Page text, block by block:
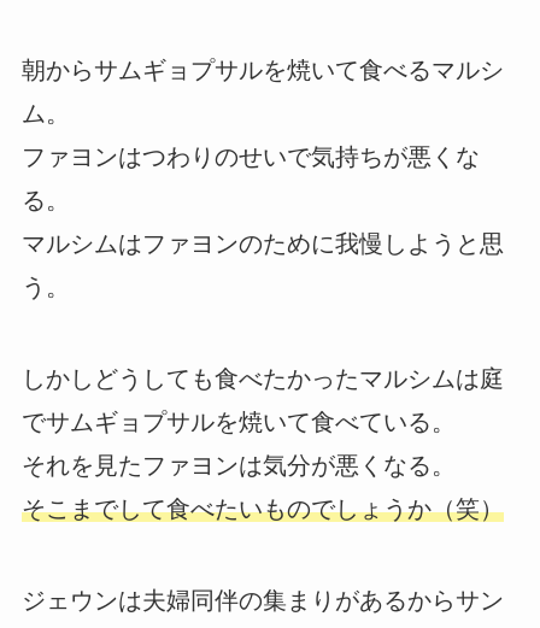
朝からサムギョプサルを焼いて食べるマルシ
ム。
ファヨンはつわりのせいで気持ちが悪くな
る。
マルシムはファヨンのために我慢しようと思
う。
しかしどうしても食べたかったマルシムは庭
でサムギョプサルを焼いて食べている。
それを見たファヨンは気分が悪くなる。
そこまでして食べたいものでしょうか（笑）
ジェウンは夫婦同伴の集まりがあるからサン